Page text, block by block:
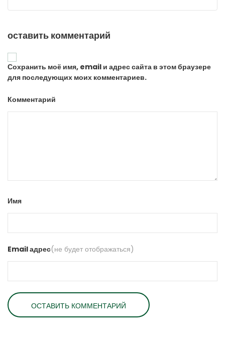
оставить комментарий
Сохранить моё имя, email и адрес сайта в этом браузере
для последующих моих комментариев.
Комментарий
Имя
Email адрес(не будет отображаться)